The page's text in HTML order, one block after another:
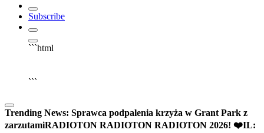
Subscribe
```html
```
Trending News: Sprawca podpalenia krzyża w Grant Park z
zarzutamiRADIOTON RADIOTON RADIOTON 2026! ❤️IL: